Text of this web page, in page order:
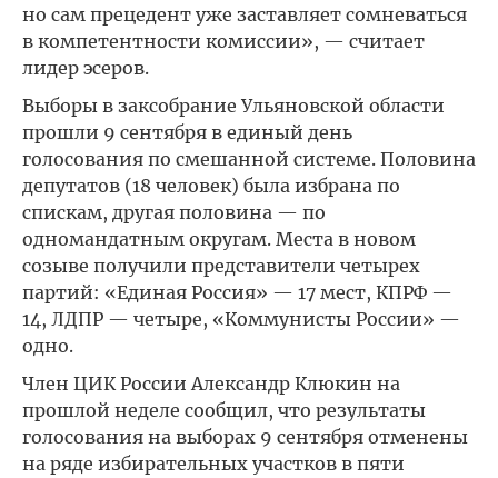
но сам прецедент уже заставляет сомневаться
в компетентности комиссии», — считает
лидер эсеров.
Выборы в заксобрание Ульяновской области
прошли 9 сентября в единый день
голосования по смешанной системе. Половина
депутатов (18 человек) была избрана по
спискам, другая половина — по
одномандатным округам. Места в новом
созыве получили представители четырех
партий: «Единая Россия» — 17 мест, КПРФ —
14, ЛДПР — четыре, «Коммунисты России» —
одно.
Член ЦИК России Александр Клюкин на
прошлой неделе сообщил, что результаты
голосования на выборах 9 сентября отменены
на ряде избирательных участков в пяти